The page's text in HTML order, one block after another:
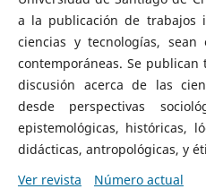
a la publicación de trabajos
ciencias y tecnologías,
contemporáneas. Se
discusión acerca de las
desde perspectivas
epistemológicas, históricas,
didácticas, antropológicas, y
Ver revista
Número actual